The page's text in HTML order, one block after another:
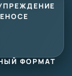
ФОРМАТ